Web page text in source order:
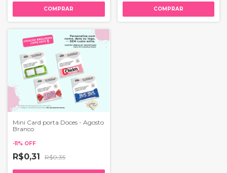
COMPRAR COMPRAR
Mini Card porta Doces - Agosto
Branco
-11% OFF
R$0,31 R$0,35